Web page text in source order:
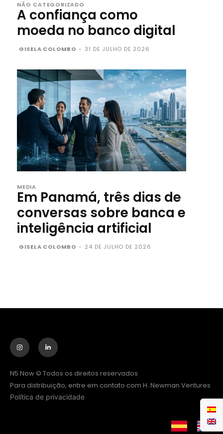
NÃO CATEGORIZADO
A confiança como
moeda no banco digital
GISELA COLOMBO - 31 DE JULHO DE 2026
MEDIA
Em Panamá, três dias de
conversas sobre banca e
inteligência artificial
GISELA COLOMBO - 24 DE JULHO DE 2026
N5 Now © Todos os direitos reservados
Para distribuição, entre em contato com H. Newman Ventures
Política de privacidade